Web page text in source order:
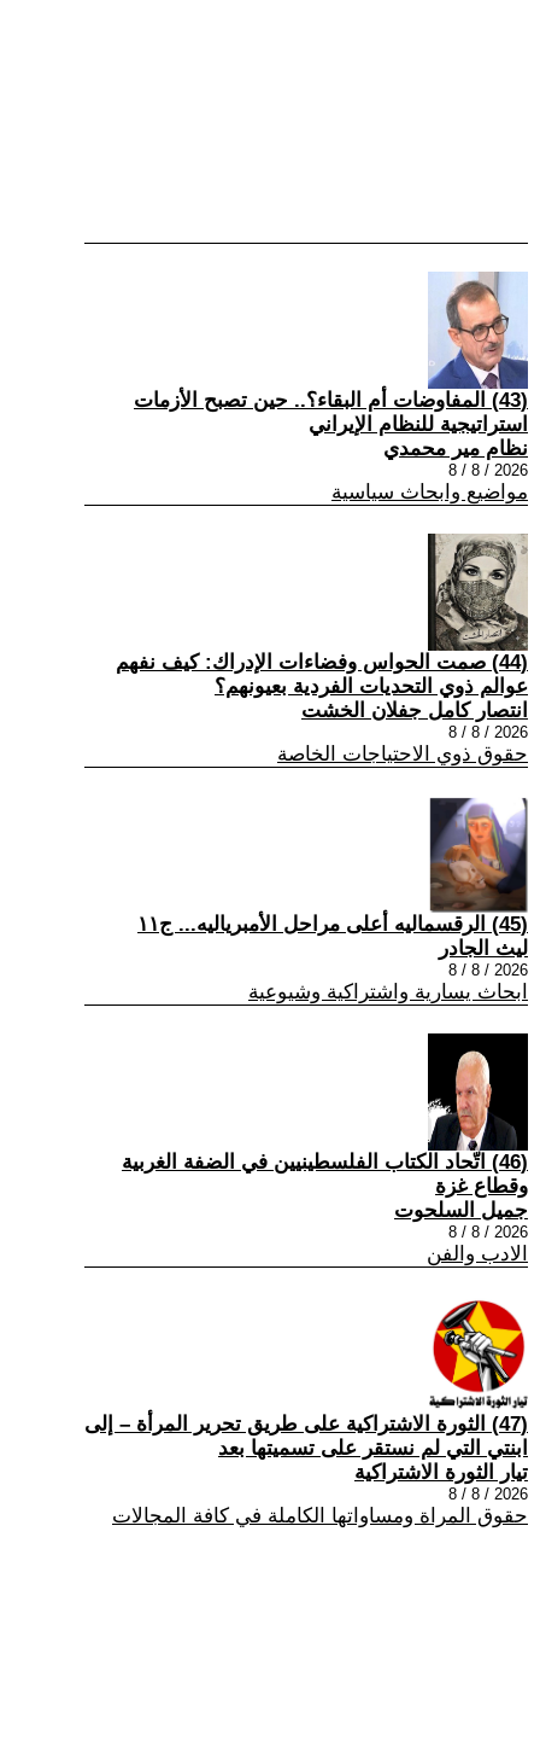
(43) المفاوضات أم البقاء؟.. حين تصبح الأزمات
استراتيجية للنظام الإيراني
نظام مير محمدي
2026 / 8 / 8
مواضيع وابحاث سياسية
(44) صمت الحواس وفضاءات الإدراك: كيف نفهم
عوالم ذوي التحديات الفردية بعيونهم؟
انتصار كامل جفلان الخشت
2026 / 8 / 8
حقوق ذوي الاحتياجات الخاصة
(45) الرقسماليه أعلى مراحل الأمبرياليه... ج١١
ليث الجادر
2026 / 8 / 8
ابحاث يسارية واشتراكية وشيوعية
(46) اتّحاد الكتاب الفلسطينيين في الضفة الغربية
وقطاع غزة
جميل السلحوت
2026 / 8 / 8
الادب والفن
(47) الثورة الاشتراكية على طريق تحرير المرأة – إلى
ابنتي التي لم نستقر على تسميتها بعد
تيار الثورة الاشتراكية
2026 / 8 / 8
حقوق المراة ومساواتها الكاملة في كافة المجالات